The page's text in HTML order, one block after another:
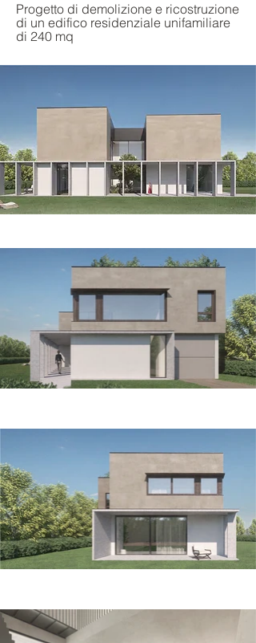
Progetto di demolizione e ricostruzione
di un edifico residenziale unifamiliare
di 240 mq